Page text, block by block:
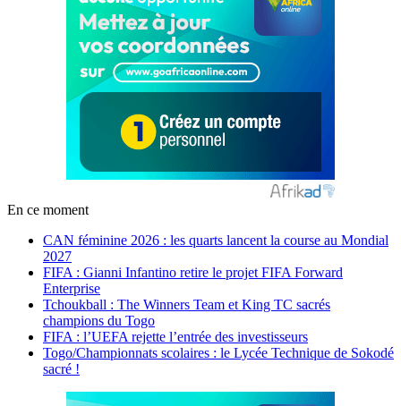
En ce moment
CAN féminine 2026 : les quarts lancent la course au Mondial
2027
FIFA : Gianni Infantino retire le projet FIFA Forward
Enterprise
Tchoukball : The Winners Team et King TC sacrés
champions du Togo
FIFA : l’UEFA rejette l’entrée des investisseurs
Togo/Championnats scolaires : le Lycée Technique de Sokodé
sacré !